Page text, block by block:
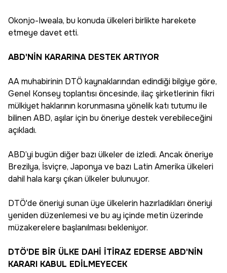
Okonjo-Iweala, bu konuda ülkeleri birlikte harekete
etmeye davet etti.
ABD'NİN KARARINA DESTEK ARTIYOR
AA muhabirinin DTÖ kaynaklarından edindiği bilgiye göre,
Genel Konsey toplantısı öncesinde, ilaç şirketlerinin fikri
mülkiyet haklarının korunmasına yönelik katı tutumu ile
bilinen ABD, aşılar için bu öneriye destek verebileceğini
açıkladı.
ABD’yi bugün diğer bazı ülkeler de izledi. Ancak öneriye
Brezilya, İsviçre, Japonya ve bazı Latin Amerika ülkeleri
dahil hala karşı çıkan ülkeler bulunuyor.
DTÖ'de öneriyi sunan üye ülkelerin hazırladıkları öneriyi
yeniden düzenlemesi ve bu ay içinde metin üzerinde
müzakerelere başlanılması bekleniyor.
DTÖ'DE BİR ÜLKE DAHİ İTİRAZ EDERSE ABD'NİN
KARARI KABUL EDİLMEYECEK